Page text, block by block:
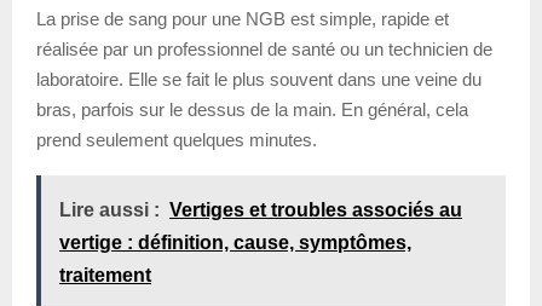
La prise de sang pour une NGB est simple, rapide et
réalisée par un professionnel de santé ou un technicien de
laboratoire. Elle se fait le plus souvent dans une veine du
bras, parfois sur le dessus de la main. En général, cela
prend seulement quelques minutes.
Lire aussi : Vertiges et troubles associés au
vertige : définition, cause, symptômes,
traitement